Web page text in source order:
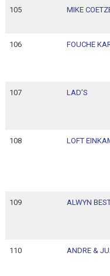
105 MIKE
106 FOUCHE
107 LAD’S
108 LOFT
109 ALWYN
110 ANDRE &